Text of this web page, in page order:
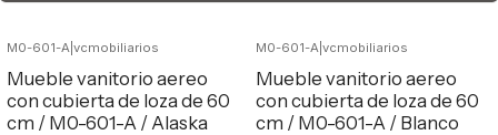
M0-601-A| vcmobiliarios
Mueble vanitorio aereo
con cubierta de loza de 60
cm / M0-601-A / Alaska
M0-601-A| vcmobiliarios
Mueble vanitorio aereo
con cubierta de loza de 60
cm / M0-601-A / Blanco